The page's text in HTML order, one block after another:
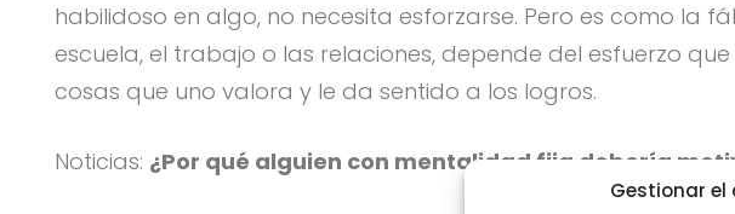
Gestionar el
habilidoso en algo, no necesita esforzarse. Pero es como la
escuela, el trabajo o las relaciones, depende del esfuerzo
cosas que uno valora y le da sentido a los logros.
Noticias: ¿Por qué alguien con mentalidad fija debería